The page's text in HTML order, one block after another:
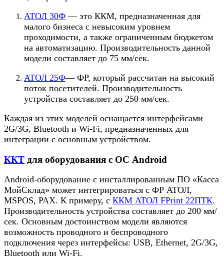
АТОЛ 30Ф — это ККМ, предназначенная для
малого бизнеса с невысоким уровнем
проходимости, а также ограниченным бюджетом
на автоматизацию. Производительность данной
модели составляет до 75 мм/сек.
АТОЛ 25Ф— ФР, который рассчитан на высокий
поток посетителей. Производительность
устройства составляет до 250 мм/сек.
Каждая из этих моделей оснащается интерфейсами
2G/3G, Bluetooth и Wi-Fi, предназначенных для
интеграции с основным устройством.
ККТ для оборудования с ОС Android
Android-оборудование с инсталлированным ПО «Касса
МойСклад» может интегрироваться с ФР АТОЛ,
MSPOS, PAX. К примеру, с ККМ АТОЛ FPrint 22ПТК.
Производительность устройства составляет до 200 мм/
сек. Основным достоинством модели являются
возможность проводного и беспроводного
подключения через интерфейсы: USB, Ethernet, 2G/3G,
Bluetooth или Wi-Fi.